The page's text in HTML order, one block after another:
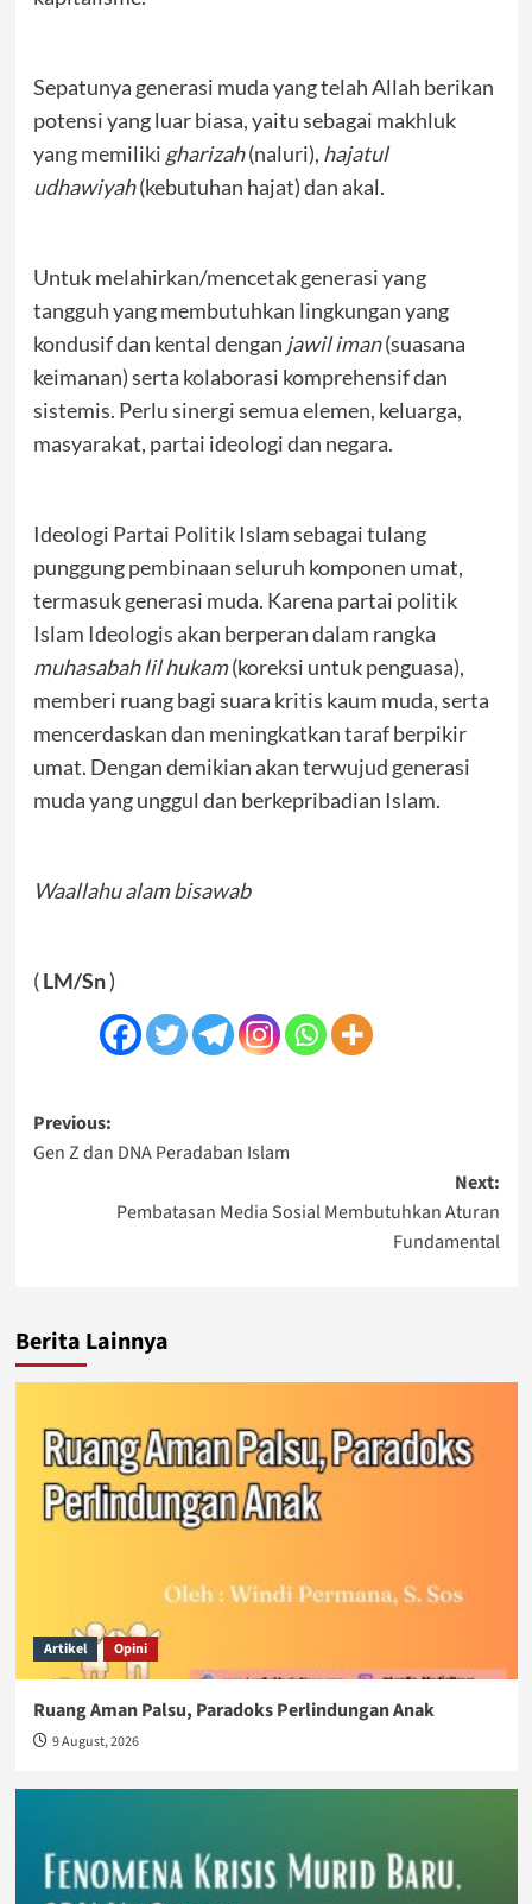
Sepatunya generasi muda yang telah Allah berikan
potensi yang luar biasa, yaitu sebagai makhluk
yang memiliki gharizah(naluri), hajatul
udhawiyah(kebutuhan hajat) dan akal.
Untuk melahirkan/mencetak generasi yang
tangguh yang membutuhkan lingkungan yang
kondusif dan kental dengan jawil iman(suasana
keimanan) serta kolaborasi komprehensif dan
sistemis. Perlu sinergi semua elemen, keluarga,
masyarakat, partai ideologi dan negara.
Ideologi Partai Politik Islam sebagai tulang
punggung pembinaan seluruh komponen umat,
termasuk generasi muda. Karena partai politik
Islam Ideologis akan berperan dalam rangka
muhasabah lil hukam(koreksi untuk penguasa),
memberi ruang bagi suara kritis kaum muda, serta
mencerdaskan dan meningkatkan taraf berpikir
umat. Dengan demikian akan terwujud generasi
muda yang unggul dan berkepribadian Islam.
Waallahu alam bisawab
(LM/Sn)
Post
navigation
Previous:
Gen Z dan DNA Peradaban Islam
Next:
Pembatasan Media Sosial Membutuhkan Aturan
Fundamental
Berita Lainnya
Artikel Opini
Ruang Aman Palsu, Paradoks Perlindungan Anak
9 August, 2026